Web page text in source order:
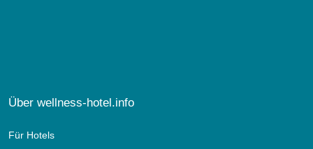
Über wellness-hotel.info
Für Hotels